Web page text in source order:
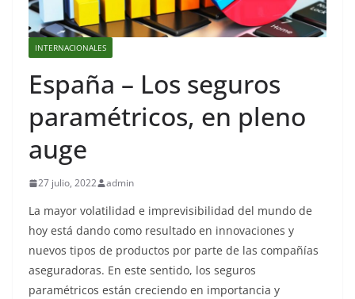
INTERNACIONALES
España – Los seguros
paramétricos, en pleno
auge
27 julio, 2022 admin
La mayor volatilidad e imprevisibilidad del mundo de
hoy está dando como resultado en innovaciones y
nuevos tipos de productos por parte de las compañías
aseguradoras. En este sentido, los seguros
paramétricos están creciendo en importancia y